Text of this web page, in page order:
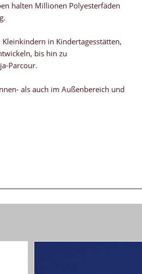
halten Millionen Polyesterfäden
in Kindertagesstätten,
bis hin zu
Parcour.
als auch im Außenbereich und